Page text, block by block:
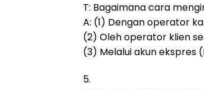
T: Bagaimana cara
A: (1) Dengan operator
(2) Oleh operator klien
(3) Melalui akun ekspres
5.